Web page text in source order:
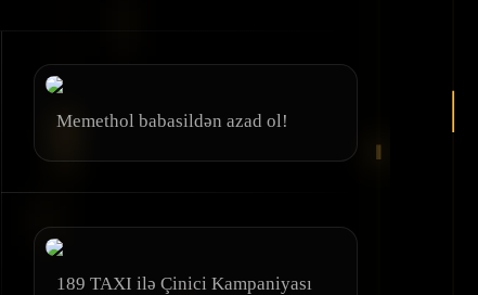
Memethol babasildən azad ol!
189 TAXI ilə Çinici Kampaniyası